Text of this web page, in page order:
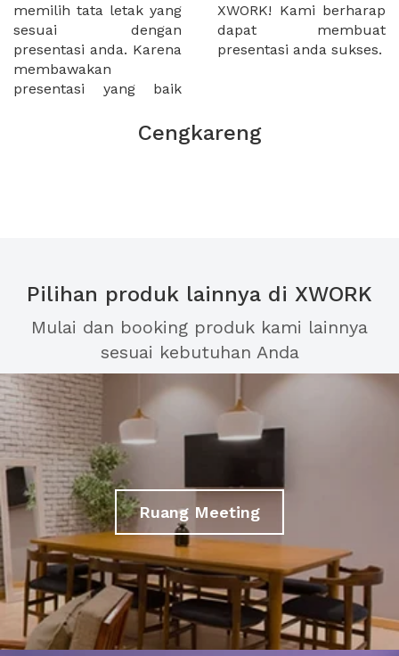
memilih tata letak yang
sesuai dengan
presentasi anda. Karena
membawakan
presentasi yang baik
XWORK! Kami berharap
dapat membuat
presentasi anda sukses.
Cengkareng
Pilihan produk lainnya di XWORK
Mulai dan booking produk kami lainnya
sesuai kebutuhan Anda
Ruang Meeting